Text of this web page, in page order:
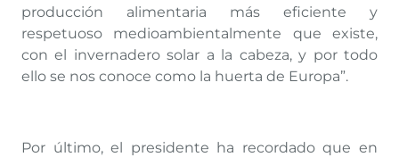
producción alimentaria más eficiente y
respetuoso medioambientalmente que existe,
con el invernadero solar a la cabeza, y por todo
ello se nos conoce como la huerta de Europa”.
Por último, el presidente ha recordado que en